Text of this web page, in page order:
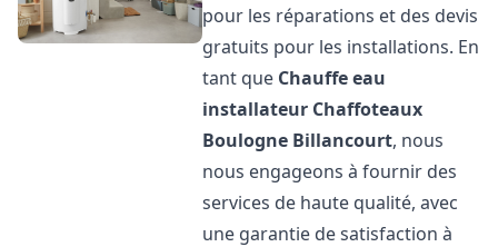
pour les réparations et des devis
gratuits pour les installations. En
tant que Chauffe eau
installateur Chaffoteaux
Boulogne Billancourt, nous
nous engageons à fournir des
services de haute qualité, avec
une garantie de satisfaction à